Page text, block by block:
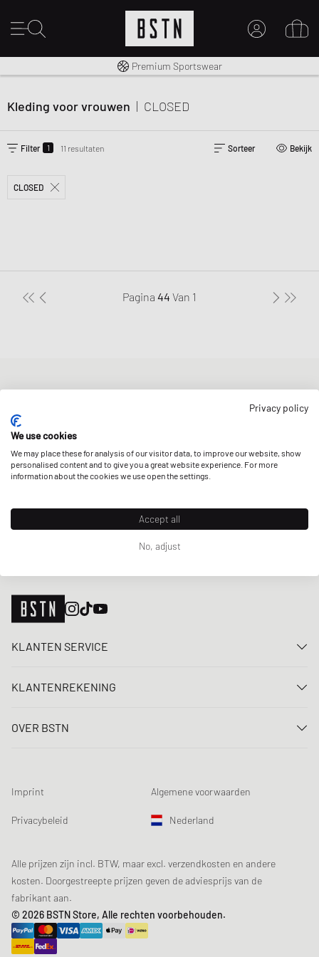
MIJN ACCOUNT
MAAK EEN ACCOUNT AAN
Gratis verzending naar NL vanaf € 100
Premium Sportswear
Kleding voor vrouwen | CLOSED
Filter 1 11 resultaten Sorteer Bekijk
CLOSED
Pagina 44 Van 1
Ontvang 5% welkomstkorting en de laatste BSTN updates over
Raffles & New Arrivals. Schrijf je nu in!
E-mailadres
MELD JE AAN
KLANTEN SERVICE
FAQ
Loyalty Program
Productveiligheid
KLANTENREKENING
Registreren
Aanmelden nieuwsbrief
Gegevenscontrole
OVER BSTN
Chronicles
Sustainability
Studentenkorting: EDiU
Imprint Algemene voorwaarden
Privacybeleid Nederland
Alle prijzen zijn incl. BTW, maar excl. verzendkosten en andere
kosten. Doorgestreepte prijzen geven de adviesprijs van de
fabrikant aan.
© 2026 BSTN Store, Alle rechten voorbehouden.
Privacy policy
We use cookies
We may place these for analysis of our visitor data, to improve our website, show
personalised content and to give you a great website experience. For more
information about the cookies we use open the settings.
Accept all
No, adjust